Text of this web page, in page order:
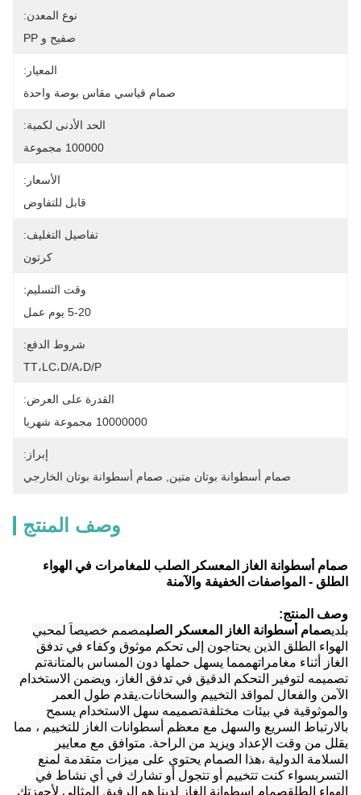
نوع المعدن:
صفيح و PP
المعيار:
صمام قياسي مقاس بوصة واحدة
الحد الأدنى لكمية:
100000 مجموعة
الأسعار:
قابل للتفاوض
تفاصيل التغليف:
كرتون
وقت التسليم:
5-20 يوم عمل
شروط الدفع:
TT،LC،D/A،D/P
القدرة على العرض:
10000000 مجموعة شهريا
إبراز:
صمام أسطوانة بوتان متين
صمام أسطوانة بوتان الخارجي
وصف المنتج
صمام أسطوانة الغاز المعسكر الصلب للمغامرات في الهواء
الطلق - المواصفات الخفيفة والآمنة
وصف المنتج:
بلديصمام أسطوانة الغاز المعسكر الصلبمصمم خصيصاً لمحبي
الهواء الطلق الذين يحتاجون إلى تحكم موثوق وكفاء في تدفق
الغاز أثناء مغامراتهممما يسهل حملها دون المساس بالمتانةتم
تصميمه لتوفير التحكم الدقيق في تدفق الغاز، ويضمن الاستخدام
الآمن والفعال لمواقد التخييم والسخانات.يقدم طول العمر
والموثوقية في بيئات مختلفةتصميمه سهل الاستخدام يسمح
بالارتباط السريع والسهل مع معظم أسطوانات الغاز للتخييم ، مما
يقلل من وقت الإعداد ويزيد من الراحة. متوافق مع معايير
السلامة الدولية ،هذا الصمام يحتوي على ميزات متقدمة لمنع
التسربسواء كنت تتخييم أو تتجول أو تشارك في أي نشاط في
الهواء الطلقصمام اسطوانة الغاز لدينا هو الرفيق المثالي لأجهزتك